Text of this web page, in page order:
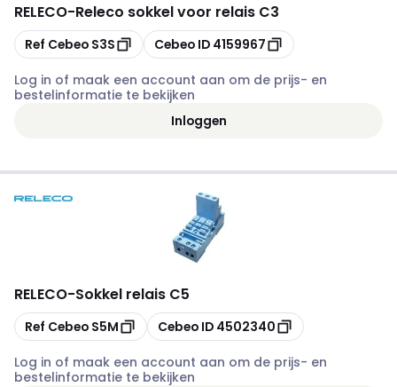
RELECO-Releco sokkel voor relais C3
Kopiëren
Ref Cebeo S3S Kopiëren
Cebeo ID 4159967
Log in of maak een account aan om de prijs- en
bestelinformatie te bekijken
Inloggen
RELECO-Sokkel relais C5
Kopiëren
Ref Cebeo S5M Kopiëren
Cebeo ID 4502340
Log in of maak een account aan om de prijs- en
bestelinformatie te bekijken